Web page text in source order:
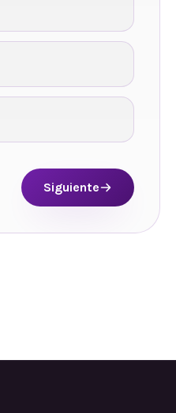
Siguiente